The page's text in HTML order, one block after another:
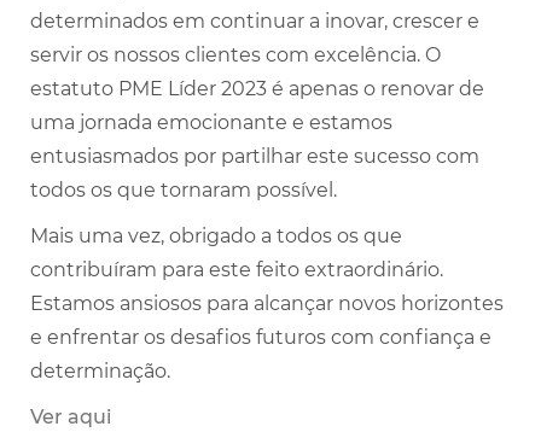
determinados em continuar a inovar, crescer e
servir os nossos clientes com excelência. O
estatuto PME Líder 2023 é apenas o renovar de
uma jornada emocionante e estamos
entusiasmados por partilhar este sucesso com
todos os que tornaram possível.
Mais uma vez, obrigado a todos os que
contribuíram para este feito extraordinário.
Estamos ansiosos para alcançar novos horizontes
e enfrentar os desafios futuros com confiança e
determinação.
Ver aqui